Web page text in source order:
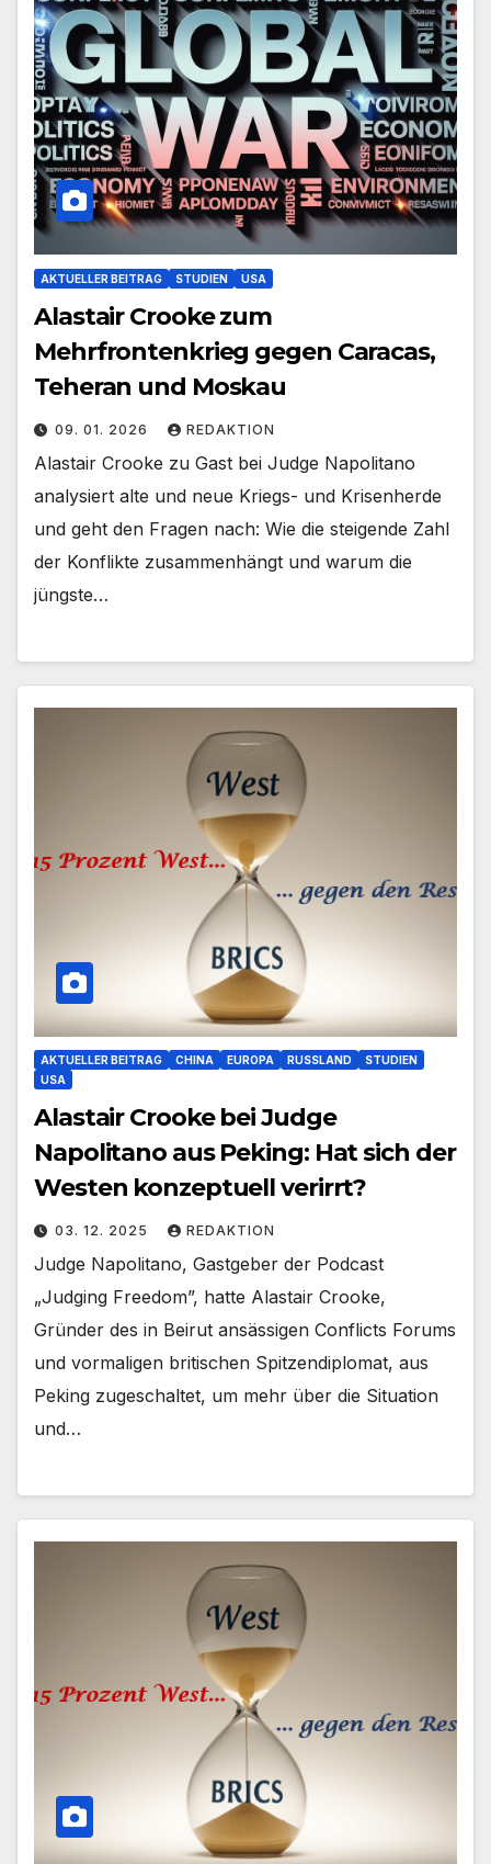
AKTUELLER BEITRAG STUDIEN USA
Alastair Crooke zum
Mehrfrontenkrieg gegen Caracas,
Teheran und Moskau
09. 01. 2026 REDAKTION
Alastair Crooke zu Gast bei Judge Napolitano
analysiert alte und neue Kriegs- und Krisenherde
und geht den Fragen nach: Wie die steigende Zahl
der Konflikte zusammenhängt und warum die
jüngste…
AKTUELLER BEITRAG CHINA EUROPA RUSSLAND
STUDIEN
USA
Alastair Crooke bei Judge
Napolitano aus Peking: Hat sich der
Westen konzeptuell verirrt?
03. 12. 2025 REDAKTION
Judge Napolitano, Gastgeber der Podcast
„Judging Freedom”, hatte Alastair Crooke,
Gründer des in Beirut ansässigen Conflicts Forums
und vormaligen britischen Spitzendiplomat, aus
Peking zugeschaltet, um mehr über die Situation
und…